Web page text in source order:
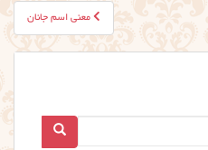
معنی اسم جانان